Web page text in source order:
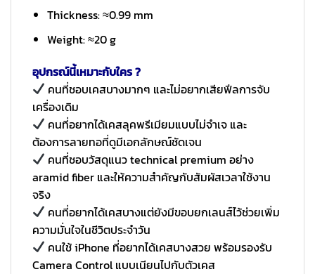
Thickness: ≈0.99 mm
Weight: ≈20 g
อุปกรณ์นี้เหมาะกับใคร ?
คนที่ชอบเคสบางมากๆ และไม่อยากเสียฟีลการจับ
เครื่องเดิม
คนที่อยากได้เคสลุคพรีเมียมแบบไม่จำเจ และ
ต้องการลายทอที่ดูมีเอกลักษณ์ชัดเจน
คนที่ชอบวัสดุแนว technical premium อย่าง
aramid fiber และให้ความสำคัญกับสัมผัสเวลาใช้งาน
จริง
คนที่อยากได้เคสบางแต่ยังมีขอบยกเลนส์ไว้ช่วยเพิ่ม
ความมั่นใจในชีวิตประจำวัน
คนใช้ iPhone ที่อยากได้เคสบางสวย พร้อมรองรับ
Camera Control แบบเนียนไปกับตัวเคส